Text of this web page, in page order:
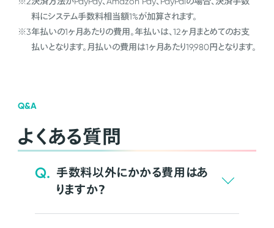
料にシステム手数料相当額1%が加算されます。
※3年払いの1ヶ月あたりの費用。年払いは、12ヶ月まとめてのお支
払いとなります。月払いの費用は1ヶ月あたり19,980円となります。
Q&A
よくある質問
Q. 手数料以外にかかる費用はあ
りますか？